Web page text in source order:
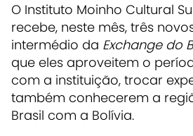
O Instituto Moinho Cultural
recebe, neste mês, três
intermédio da Exchange do
que eles aproveitem o
com a instituição, trocar
também conhecerem a
Brasil com a Bolívia.‌